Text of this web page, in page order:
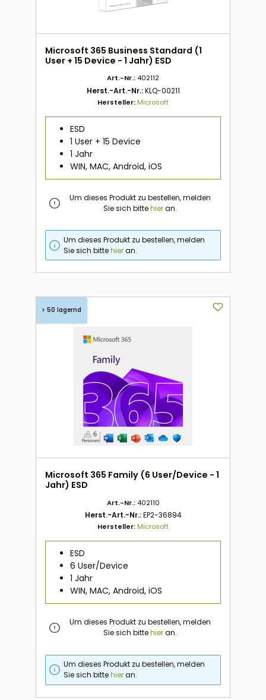
Microsoft 365 Business Standard (1
User + 15 Device - 1 Jahr) ESD
Art.-Nr.: 402112
Herst.-Art.-Nr.:KLQ-00211
Hersteller:Microsoft
ESD
1 User + 15 Device
1 Jahr
WIN, MAC, Android, iOS
Um dieses Produkt zu bestellen, melden
Sie sich bittehieran.
Um dieses Produkt zu bestellen, melden
Sie sich bittehieran.
> 50 lagernd
Microsoft 365 Family (6 User/Device - 1
Jahr) ESD
Art.-Nr.: 402110
Herst.-Art.-Nr.:EP2-36894
Hersteller:Microsoft
ESD
6 User/Device
1 Jahr
WIN, MAC, Android, iOS
Um dieses Produkt zu bestellen, melden
Sie sich bittehieran.
Um dieses Produkt zu bestellen, melden
Sie sich bittehieran.